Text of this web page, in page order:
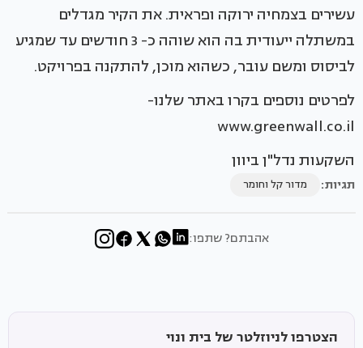
עשירים בצמחיה ירוקה ופראית. את הקיר מגדלים
במשתלה ייעודית בה הוא שוהה כ- 3 חודשים עד שמגיע
לביסוס ומשם עובר, כשהוא מוכן, להתקנה בפרויקט.
לפרטים נוספים בקרו באתר שלנו-
www.greenwall.co.il
השקעות נדל"ן ביוון
תגיות: מדור קל וחומר
אהבתם? שתפו:
הצטרפו לניוזלטר של בית ונוי